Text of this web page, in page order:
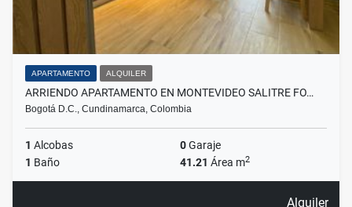
APARTAMENTO ALQUILER
ARRIENDO APARTAMENTO EN MONTEVIDEO SALITRE FO…
Bogotá D.C., Cundinamarca, Colombia
1 Alcobas 0Garaje
1 Baño 41.21 Área m2
Alquiler